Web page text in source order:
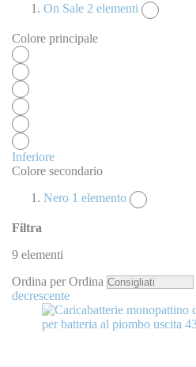
Filtra
9 elementi
Ordina per Ordina
decrescente
On Sale 2 elementi
Colore principale
Inferiore
Colore secondario
Nero 1 elemento